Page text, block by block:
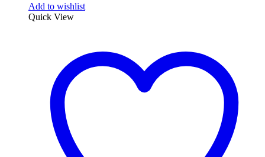
Add to wishlist
Quick View